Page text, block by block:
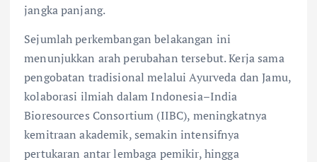
jangka panjang.
Sejumlah perkembangan belakangan ini
menunjukkan arah perubahan tersebut. Kerja sama
pengobatan tradisional melalui Ayurveda dan Jamu,
kolaborasi ilmiah dalam Indonesia–India
Bioresources Consortium (IIBC), meningkatnya
kemitraan akademik, semakin intensifnya
pertukaran antar lembaga pemikir, hingga